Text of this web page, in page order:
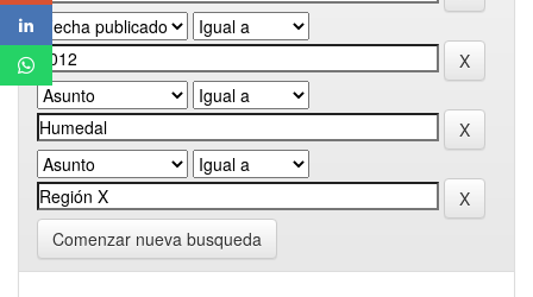
Comenzar nueva busqueda